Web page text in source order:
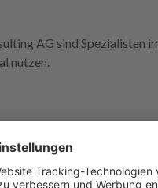
AG sind Spezialisten
nutzen.